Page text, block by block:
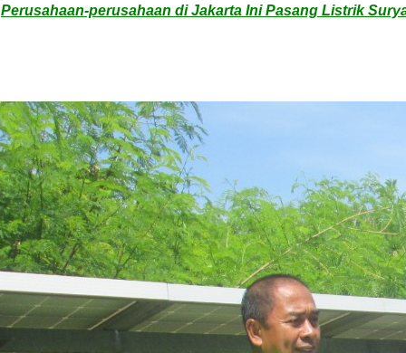
Perusahaan-perusahaan di Jakarta Ini Pasang Listrik